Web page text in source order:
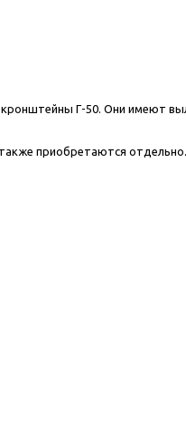
Г-50. Они имеют
приобретаются отдельно.